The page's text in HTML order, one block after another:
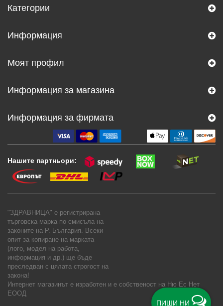
ПИШИ НИ
Категории
Информация
Моят профил
Информация за магазина
Информация за фирмата
Нашите партньори:
"ЗДРАВНИЦА" е регистрирана
търговска марка по смисъла на
законите на Р. България. Всеки
опит за копиране на марката
(лого, модел на работа,
информация и др.) ще бъде
преследван с цялата строгост на
закона!
Интернет магазинът е изработен и е собственост на Ню Ес Нет
ЕООД